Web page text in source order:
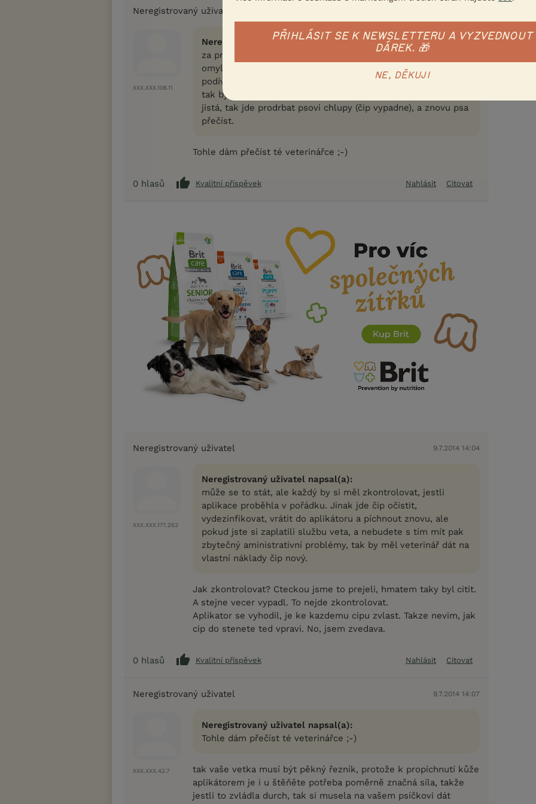
Neregistrovaný uživatel
XXX.XXX.106.11
Neregistrovaný uživatel napsal(a):
za první si musíte při vytahování jehlu přidržet, abyste čip
omylem nevytáhla i s ní, a když už tam ty prsty máte, tak se
podíváte, jestl ten čip není venku. Pokud si na to dáte pozor,
tak by se nemělo stát, že to přehlídnete. A pokud si nejste
jistá, tak jde prodrbat psovi chlupy (čip vypadne), a znovu psa
přečíst.
Tohle dám přečíst té veterinářce ;-)
0 hlasů Kvalitní příspěvek Nahlásit Citovat
Neregistrovaný uživatel 9.7.2014 14:04
XXX.XXX.171.253
Neregistrovaný uživatel napsal(a):
může se to stát, ale každý by si měl zkontrolovat, jestli
aplikace proběhla v pořádku. Jinak jde čip očistit,
vydezinfikovat, vrátit do aplikátoru a píchnout znovu, ale
pokud jste si zaplatili službu veta, a nebudete s tím mít pak
zbytečný aministrativní problémy, tak by měl veterinář dát na
vlastní náklady čip nový.
Jak zkontrolovat? Cteckou jsme to prejeli, hmatem taky byl citit.
A stejne vecer vypadl. To nejde zkontrolovat.
Aplikator se vyhodil, je ke kazdemu cipu zvlast. Takze nevim, jak
cip do stenete ted vpravi. No, jsem zvedava.
0 hlasů Kvalitní příspěvek Nahlásit Citovat
Neregistrovaný uživatel 9.7.2014 14:07
XXX.XXX.42.7
Neregistrovaný uživatel napsal(a):
Tohle dám přečíst té veterinářce ;-)
tak vaše vetka musí být pěkný řezník, protože k propíchnutí kůže
aplikátorem je i u štěňěte potřeba poměrně značná síla, takže
jestli to zvládla durch, tak si musela na vašem psíčkovi dát
PŘIHLÁSIT SE K NEWSLETTERU A VYZVEDNOUT
DÁREK. 🎁
NE, DĚKUJI